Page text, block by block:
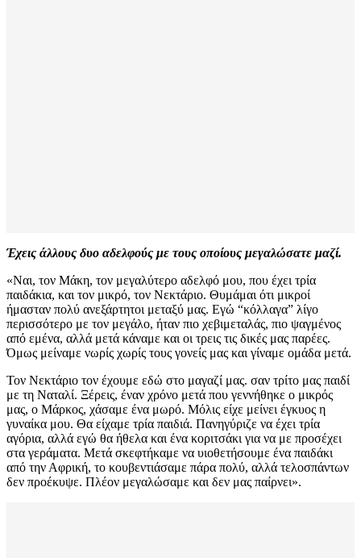
Έχεις άλλους δυο αδελφούς με τους οποίους μεγαλώσατε μαζί.
«Ναι, τον Μάκη, τον μεγαλύτερο αδελφό μου, που έχει τρία
παιδάκια, και τον μικρό, τον Νεκτάριο. Θυμάμαι ότι μικροί
ήμασταν πολύ ανεξάρτητοι μεταξύ μας. Εγώ “κόλλαγα” λίγο
περισσότερο με τον μεγάλο, ήταν πιο χεβιμεταλάς, πιο ψαγμένος
από εμένα, αλλά μετά κάναμε και οι τρεις τις δικές μας παρέες.
Όμως μείναμε νωρίς χωρίς τους γονείς μας και γίναμε ομάδα μετά.
Τον Νεκτάριο τον έχουμε εδώ στο μαγαζί μας. σαν τρίτο μας παιδί
με τη Ναταλί. Ξέρεις, έναν χρόνο μετά που γεννήθηκε ο μικρός
μας, ο Μάρκος, χάσαμε ένα μωρό. Μόλις είχε μείνει έγκυος η
γυναίκα μου. Θα είχαμε τρία παιδιά. Πανηγύριζε να έχει τρία
αγόρια, αλλά εγώ θα ήθελα και ένα κοριτσάκι για να με προσέχει
στα γεράματα. Μετά σκεφτήκαμε να υιοθετήσουμε ένα παιδάκι
από την Αφρική, το κουβεντιάσαμε πάρα πολύ, αλλά τελοσπάντων
δεν προέκυψε. Πλέον μεγαλώσαμε και δεν μας παίρνει».